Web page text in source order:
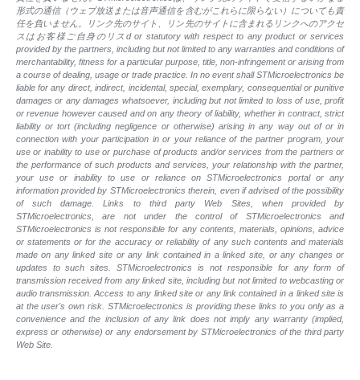
形式の通信（ウェブ放送または音声通信を含むがこれらに限らない）についても責
任を負いません。リンク先のサイト、リン先のサイトに含まれるリンクへのアクセ
スはお客様ご自身のリスd or statutory with respect to any product or services
provided by the partners, including but not limited to any warranties and conditions of
merchantability, fitness for a particular purpose, title, non-infringement or arising from
a course of dealing, usage or trade practice. In no event shall STMicroelectronics be
liable for any direct, indirect, incidental, special, exemplary, consequential or punitive
damages or any damages whatsoever, including but not limited to loss of use, profit
or revenue however caused and on any theory of liability, whether in contract, strict
liability or tort (including negligence or otherwise) arising in any way out of or in
connection with your participation in or your reliance of the partner program, your
use or inability to use or purchase of products and/or services from the partners or
the performance of such products and services, your relationship with the partner,
your use or inability to use or reliance on STMicroelectronics portal or any
information provided by STMicroelectronics therein, even if advised of the possibility
of such damage. Links to third party Web Sites, when provided by
STMicroelectronics, are not under the control of STMicroelectronics and
STMicroelectronics is not responsible for any contents, materials, opinions, advice
or statements or for the accuracy or reliability of any such contents and materials
made on any linked site or any link contained in a linked site, or any changes or
updates to such sites. STMicroelectronics is not responsible for any form of
transmission received from any linked site, including but not limited to webcasting or
audio transmission. Access to any linked site or any link contained in a linked site is
at the user's own risk. STMicroelectronics is providing these links to you only as a
convenience and the inclusion of any link does not imply any warranty (implied,
express or otherwise) or any endorsement by STMicroelectronics of the third party
Web Site.